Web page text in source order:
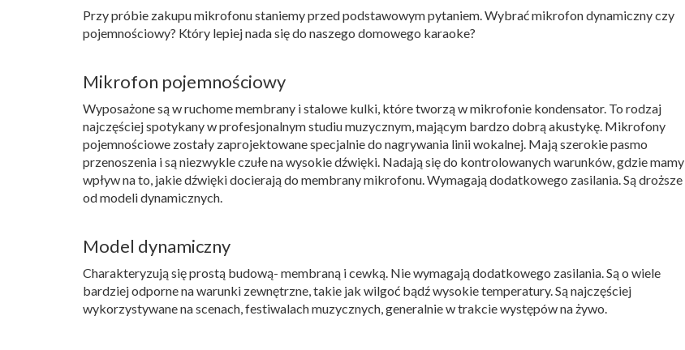
Przy próbie zakupu mikrofonu staniemy przed podstawowym pytaniem. Wybrać mikrofon dynamiczny czy
pojemnościowy? Który lepiej nada się do naszego domowego karaoke?
Mikrofon pojemnościowy
Wyposażone są w ruchome membrany i stalowe kulki, które tworzą w mikrofonie kondensator. To rodzaj
najczęściej spotykany w profesjonalnym studiu muzycznym, mającym bardzo dobrą akustykę. Mikrofony
pojemnościowe zostały zaprojektowane specjalnie do nagrywania linii wokalnej. Mają szerokie pasmo
przenoszenia i są niezwykle czułe na wysokie dźwięki. Nadają się do kontrolowanych warunków, gdzie mamy
wpływ na to, jakie dźwięki docierają do membrany mikrofonu. Wymagają dodatkowego zasilania. Są droższe
od modeli dynamicznych.
Model dynamiczny
Charakteryzują się prostą budową- membraną i cewką. Nie wymagają dodatkowego zasilania. Są o wiele
bardziej odporne na warunki zewnętrzne, takie jak wilgoć bądź wysokie temperatury. Są najczęściej
wykorzystywane na scenach, festiwalach muzycznych, generalnie w trakcie występów na żywo.